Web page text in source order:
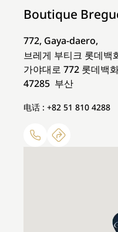
Boutique
772, Gaya-daero,
브레게 부티크 롯데백
가야대로 772 롯데백
47285 부산
电话 : +82 51 810 4288